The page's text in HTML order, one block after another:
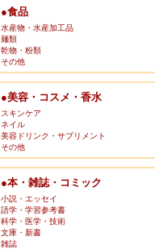
●食品
水産物・水産加工品
麺類
乾物・粉類
その他
●美容・コスメ・香水
スキンケア
ネイル
美容ドリンク・サプリメント
その他
●本・雑誌・コミック
小説・エッセイ
語学・学習参考書
科学・医学・技術
文庫・新書
雑誌